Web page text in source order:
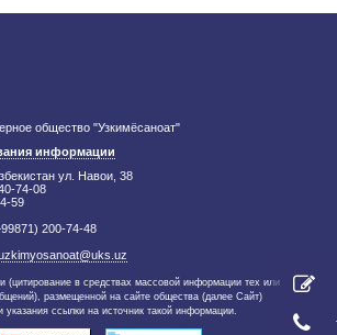
общество "Узкимёсаноат"
информации
ул. Навои, 38
74-08
59
200-74-48
(цитирование в средствах массовой информации тех или
размещенной на сайте общества (далее Сайт)
указания ссылки на источник такой информации.